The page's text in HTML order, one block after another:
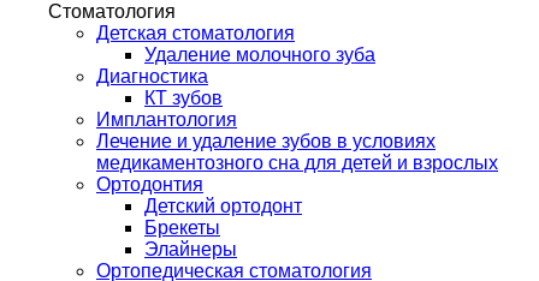
Стоматология
Детская стоматология
Удаление молочного зуба
Диагностика
КТ зубов
Имплантология
Лечение и удаление зубов в условиях
медикаментозного сна для детей и взрослых
Ортодонтия
Детский ортодонт
Брекеты
Элайнеры
Ортопедическая стоматология